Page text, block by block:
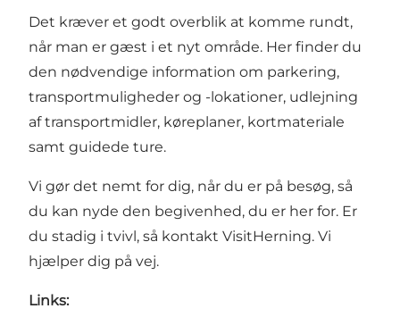
Det kræver et godt overblik at komme rundt,
når man er gæst i et nyt område. Her finder du
den nødvendige information om parkering,
transportmuligheder og -lokationer, udlejning
af transportmidler, køreplaner, kortmateriale
samt guidede ture.
Vi gør det nemt for dig, når du er på besøg, så
du kan nyde den begivenhed, du er her for. Er
du stadig i tvivl, så kontakt VisitHerning. Vi
hjælper dig på vej.
Links: